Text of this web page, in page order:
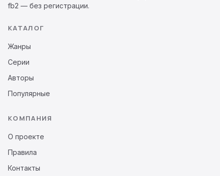
fb2 — без регистрации.
КАТАЛОГ
Жанры
Серии
Авторы
Популярные
КОМПАНИЯ
О проекте
Правила
Контакты